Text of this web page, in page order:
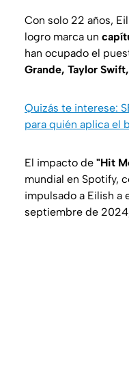
Con solo 22 años,
logro marca un
han ocupado el
Grande, Taylor
Quizás te interese:
para quién aplica el
El impacto de "Hit
mundial en Spotify,
impulsado a Eilish a
septiembre de